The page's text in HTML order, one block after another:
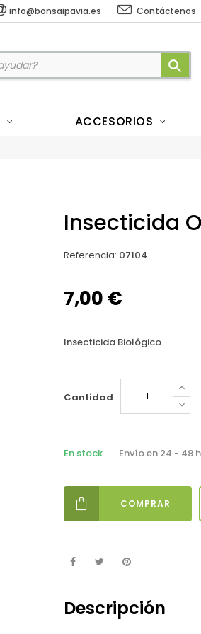
info@bonsaipavia.es Contáctenos
search
ACCESORIOS
Insecticida
Referencia: 07104
7,00 €
Insecticida Biológico
Cantidad
En stock Envío en 24 - 48
COMPRAR
Descripción